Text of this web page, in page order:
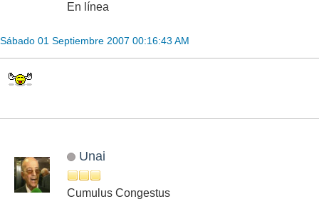
En línea
Sábado 01 Septiembre 2007 00:16:43 AM
Unai
Cumulus Congestus